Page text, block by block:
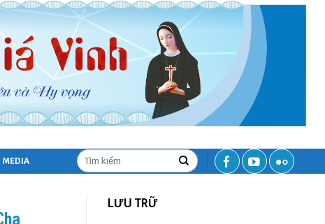
MEDIA
LƯU TRỮ